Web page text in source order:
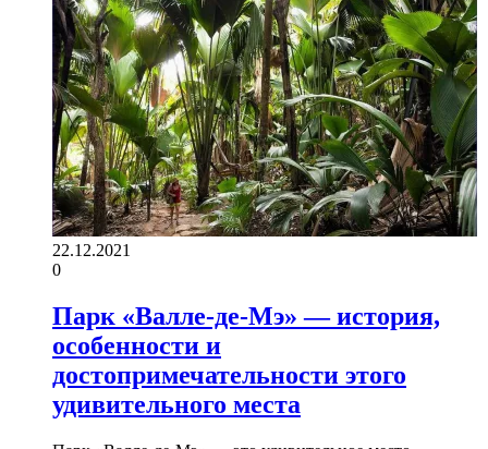
22.12.2021
0
Парк «Валле-де-Мэ» — история,
особенности и
достопримечательности этого
удивительного места